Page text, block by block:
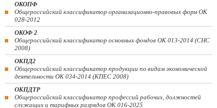
ОКОПФ
Общероссийский классификатор организационно-правовых форм ОК
028-2012
ОКОФ 2
Общероссийский классификатор основных фондов ОК 013-2014 (СНС
2008)
ОКПД2
Общероссийский классификатор продукции по видам экономической
деятельности ОК 034-2014 (КПЕС 2008)
ОКПДТР
Общероссийский классификатор профессий рабочих, должностей
служащих и тарифных разрядов ОК 016-2025